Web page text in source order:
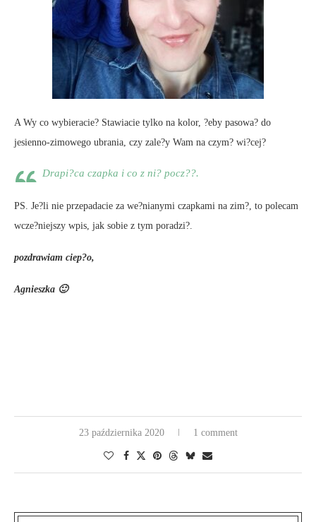
A Wy co wybieracie? Stawiacie tylko na kolor, ?eby pasowa? do
jesienno-zimowego ubrania, czy zale?y Wam na czym? wi?cej?
Drapi?ca czapka i co z ni? pocz??.
PS. Je?li nie przepadacie za we?nianymi czapkami na zim?, to polecam
wcze?niejszy wpis, jak sobie z tym poradzi?.
pozdrawiam ciep?o,
Agnieszka 🙂
23 października 2020 1 comment